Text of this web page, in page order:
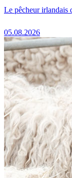
Le pêcheur irlandais
05.08.2026